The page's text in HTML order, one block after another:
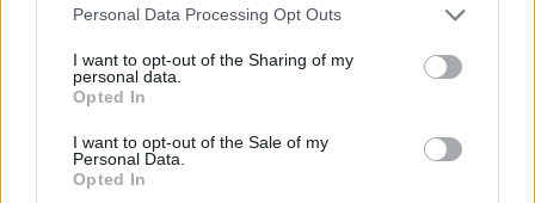
Personal Data Processing Opt Outs
I want to opt-out of the Sharing of my
personal data.
Opted In
I want to opt-out of the Sale of my
Personal Data.
Opted In
Износът на електромобили от Китай
е нараснал със 120%
06.08.2026 / 16:30